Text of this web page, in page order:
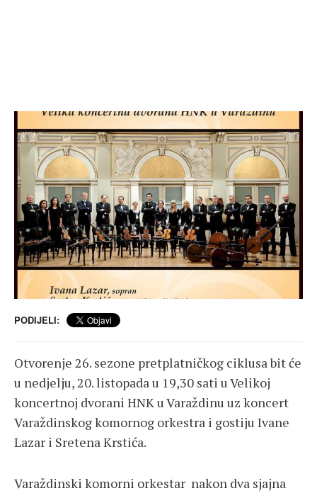
PODIJELI:
Otvorenje 26. sezone pretplatničkog ciklusa bit će
u nedjelju, 20. listopada u 19,30 sati u Velikoj
koncertnoj dvorani HNK u Varaždinu uz koncert
Varaždinskog komornog orkestra i gostiju Ivane
Lazar i Sretena Krstića.
Varaždinski komorni orkestar nakon dva sjajna